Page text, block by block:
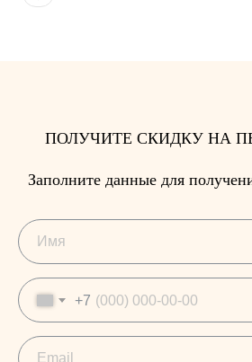
ПОЛУЧИТЕ СКИДКУ НА
Заполните данные для
+7